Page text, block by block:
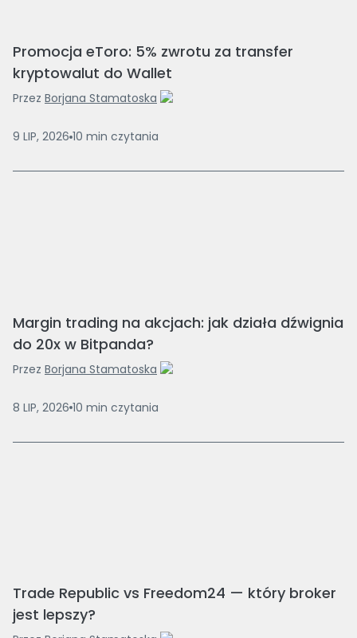
Promocja eToro: 5% zwrotu za transfer
kryptowalut do Wallet
Przez Borjana Stamatoska
9 LIP, 2026 10 min czytania
Margin trading na akcjach: jak działa dźwignia
do 20x w Bitpanda?
Przez Borjana Stamatoska
8 LIP, 2026 10 min czytania
Trade Republic vs Freedom24 — który broker
jest lepszy?